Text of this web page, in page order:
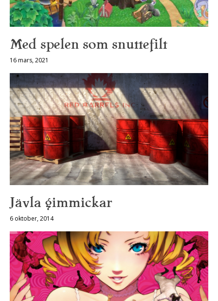
Med spelen som snuttefilt
16 mars, 2021
Jävla gimmickar
6 oktober, 2014